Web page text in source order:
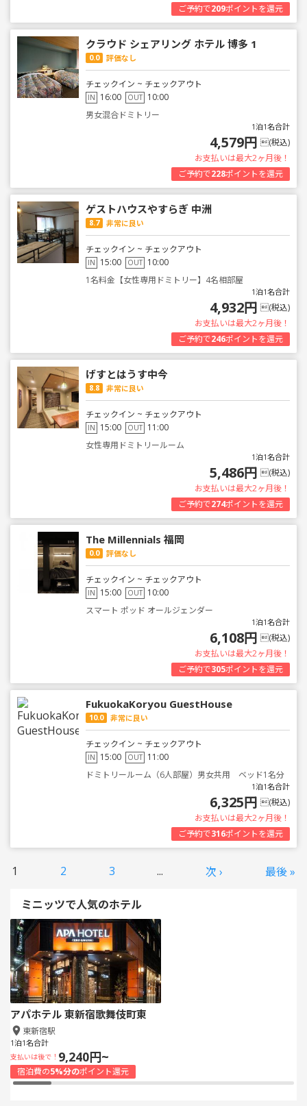
ご予約で209ポイントを還元
クラウド シェアリング ホテル 博多 1
0.0 評価なし
チェックイン ~ チェックアウト
IN 16:00 OUT 10:00
男女混合ドミトリー
1泊1名合計
4,579円 (税込)
お支払いは最大2ヶ月後！
ご予約で228ポイントを還元
ゲストハウスやすらぎ 中洲
8.7 非常に良い
チェックイン ~ チェックアウト
IN 15:00 OUT 10:00
1名料金【女性専用ドミトリー】4名相部屋
1泊1名合計
4,932円 (税込)
お支払いは最大2ヶ月後！
ご予約で246ポイントを還元
げすとはうす中今
8.8 非常に良い
チェックイン ~ チェックアウト
IN 15:00 OUT 11:00
女性専用ドミトリールーム
1泊1名合計
5,486円 (税込)
お支払いは最大2ヶ月後！
ご予約で274ポイントを還元
The Millennials 福岡
0.0 評価なし
チェックイン ~ チェックアウト
IN 15:00 OUT 10:00
スマート ポッド オールジェンダー
1泊1名合計
6,108円 (税込)
お支払いは最大2ヶ月後！
ご予約で305ポイントを還元
FukuokaKoryou GuestHouse
10.0 非常に良い
チェックイン ~ チェックアウト
IN 15:00 OUT 11:00
ドミトリールーム（6人部屋）男女共用 ベッド1名分
1泊1名合計
6,325円 (税込)
お支払いは最大2ヶ月後！
ご予約で316ポイントを還元
1 2 3 ... 次 › 最後 »
ミニッツで人気のホテル
アパホテル 東新宿歌舞伎町東
東新宿駅
1泊1名合計
支払いは後で！ 9,240円~
宿泊費の5%分のポイント還元